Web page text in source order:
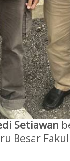
Setiawan
Besar